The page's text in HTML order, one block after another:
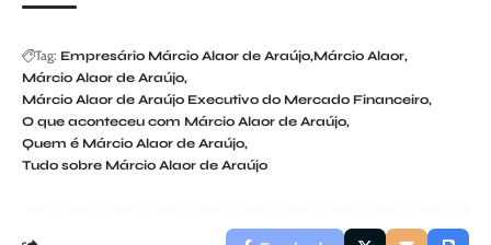
Tag: Empresário Márcio Alaor de Araújo Márcio Alaor
Márcio Alaor de Araújo
Márcio Alaor de Araújo Executivo do Mercado Financeiro
O que aconteceu com Márcio Alaor de Araújo
Quem é Márcio Alaor de Araújo
Tudo sobre Márcio Alaor de Araújo